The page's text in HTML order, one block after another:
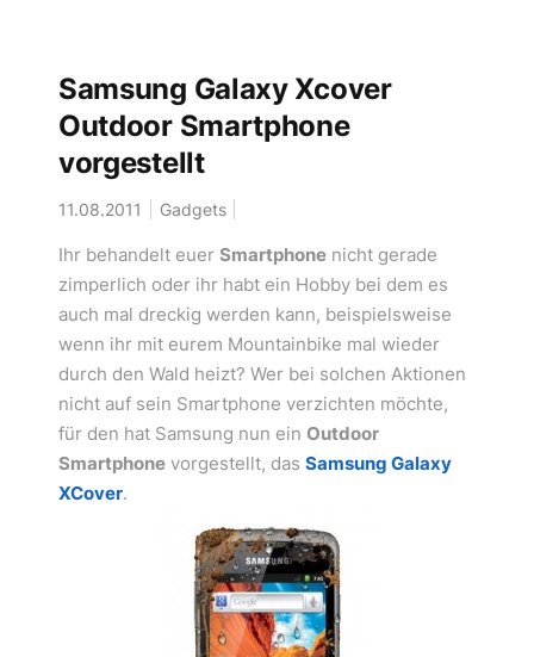
Samsung Galaxy Xcover
Outdoor Smartphone
vorgestellt
11.08.2011 Gadgets
Ihr behandelt euer Smartphonenicht gerade
zimperlich oder ihr habt ein Hobby bei dem es
auch mal dreckig werden kann, beispielsweise
wenn ihr mit eurem Mountainbike mal wieder
durch den Wald heizt? Wer bei solchen Aktionen
nicht auf sein Smartphone verzichten möchte,
für den hat Samsung nun ein Outdoor
Smartphonevorgestellt, das Samsung Galaxy
XCover.